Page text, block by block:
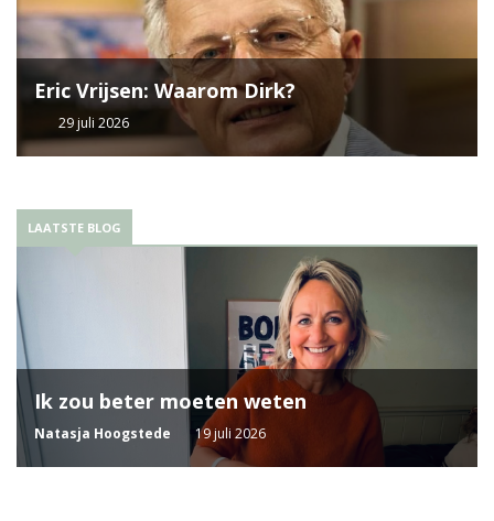
Eric Vrijsen: Waarom Dirk?
29 juli 2026
LAATSTE BLOG
Ik zou beter moeten weten
Natasja Hoogstede 19 juli 2026